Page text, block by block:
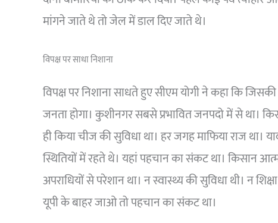
मांगने जाते थे तो जेल में डाल दिए जाते थे।
विपक्ष पर साधा निशाना
विपक्ष पर निशाना साधते हुए सीएम योगी ने कहा कि
जनता होगा। कुशीनगर सबसे प्रभावित जनपदो में से था।
ही किया चीज की सुविधा था। हर जगह माफिया राज था।
स्थितियों में रहते थे। यहां पहचान का संकट था। किसान
अपराधियों से परेशान था। न स्वास्थ्य की सुविधा थी। न
यूपी के बाहर जाओ तो पहचान का संकट था।